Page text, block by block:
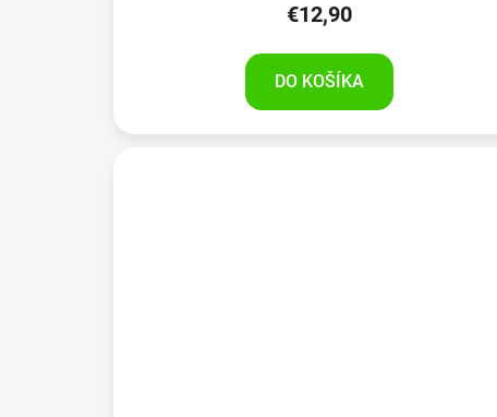
€12,90
DO KOŠÍKA